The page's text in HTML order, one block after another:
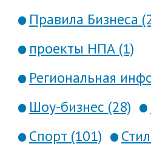
Правила Бизнеса
проекты НПА (1)
Региональная
Шоу-бизнес (28)
Спорт (101)